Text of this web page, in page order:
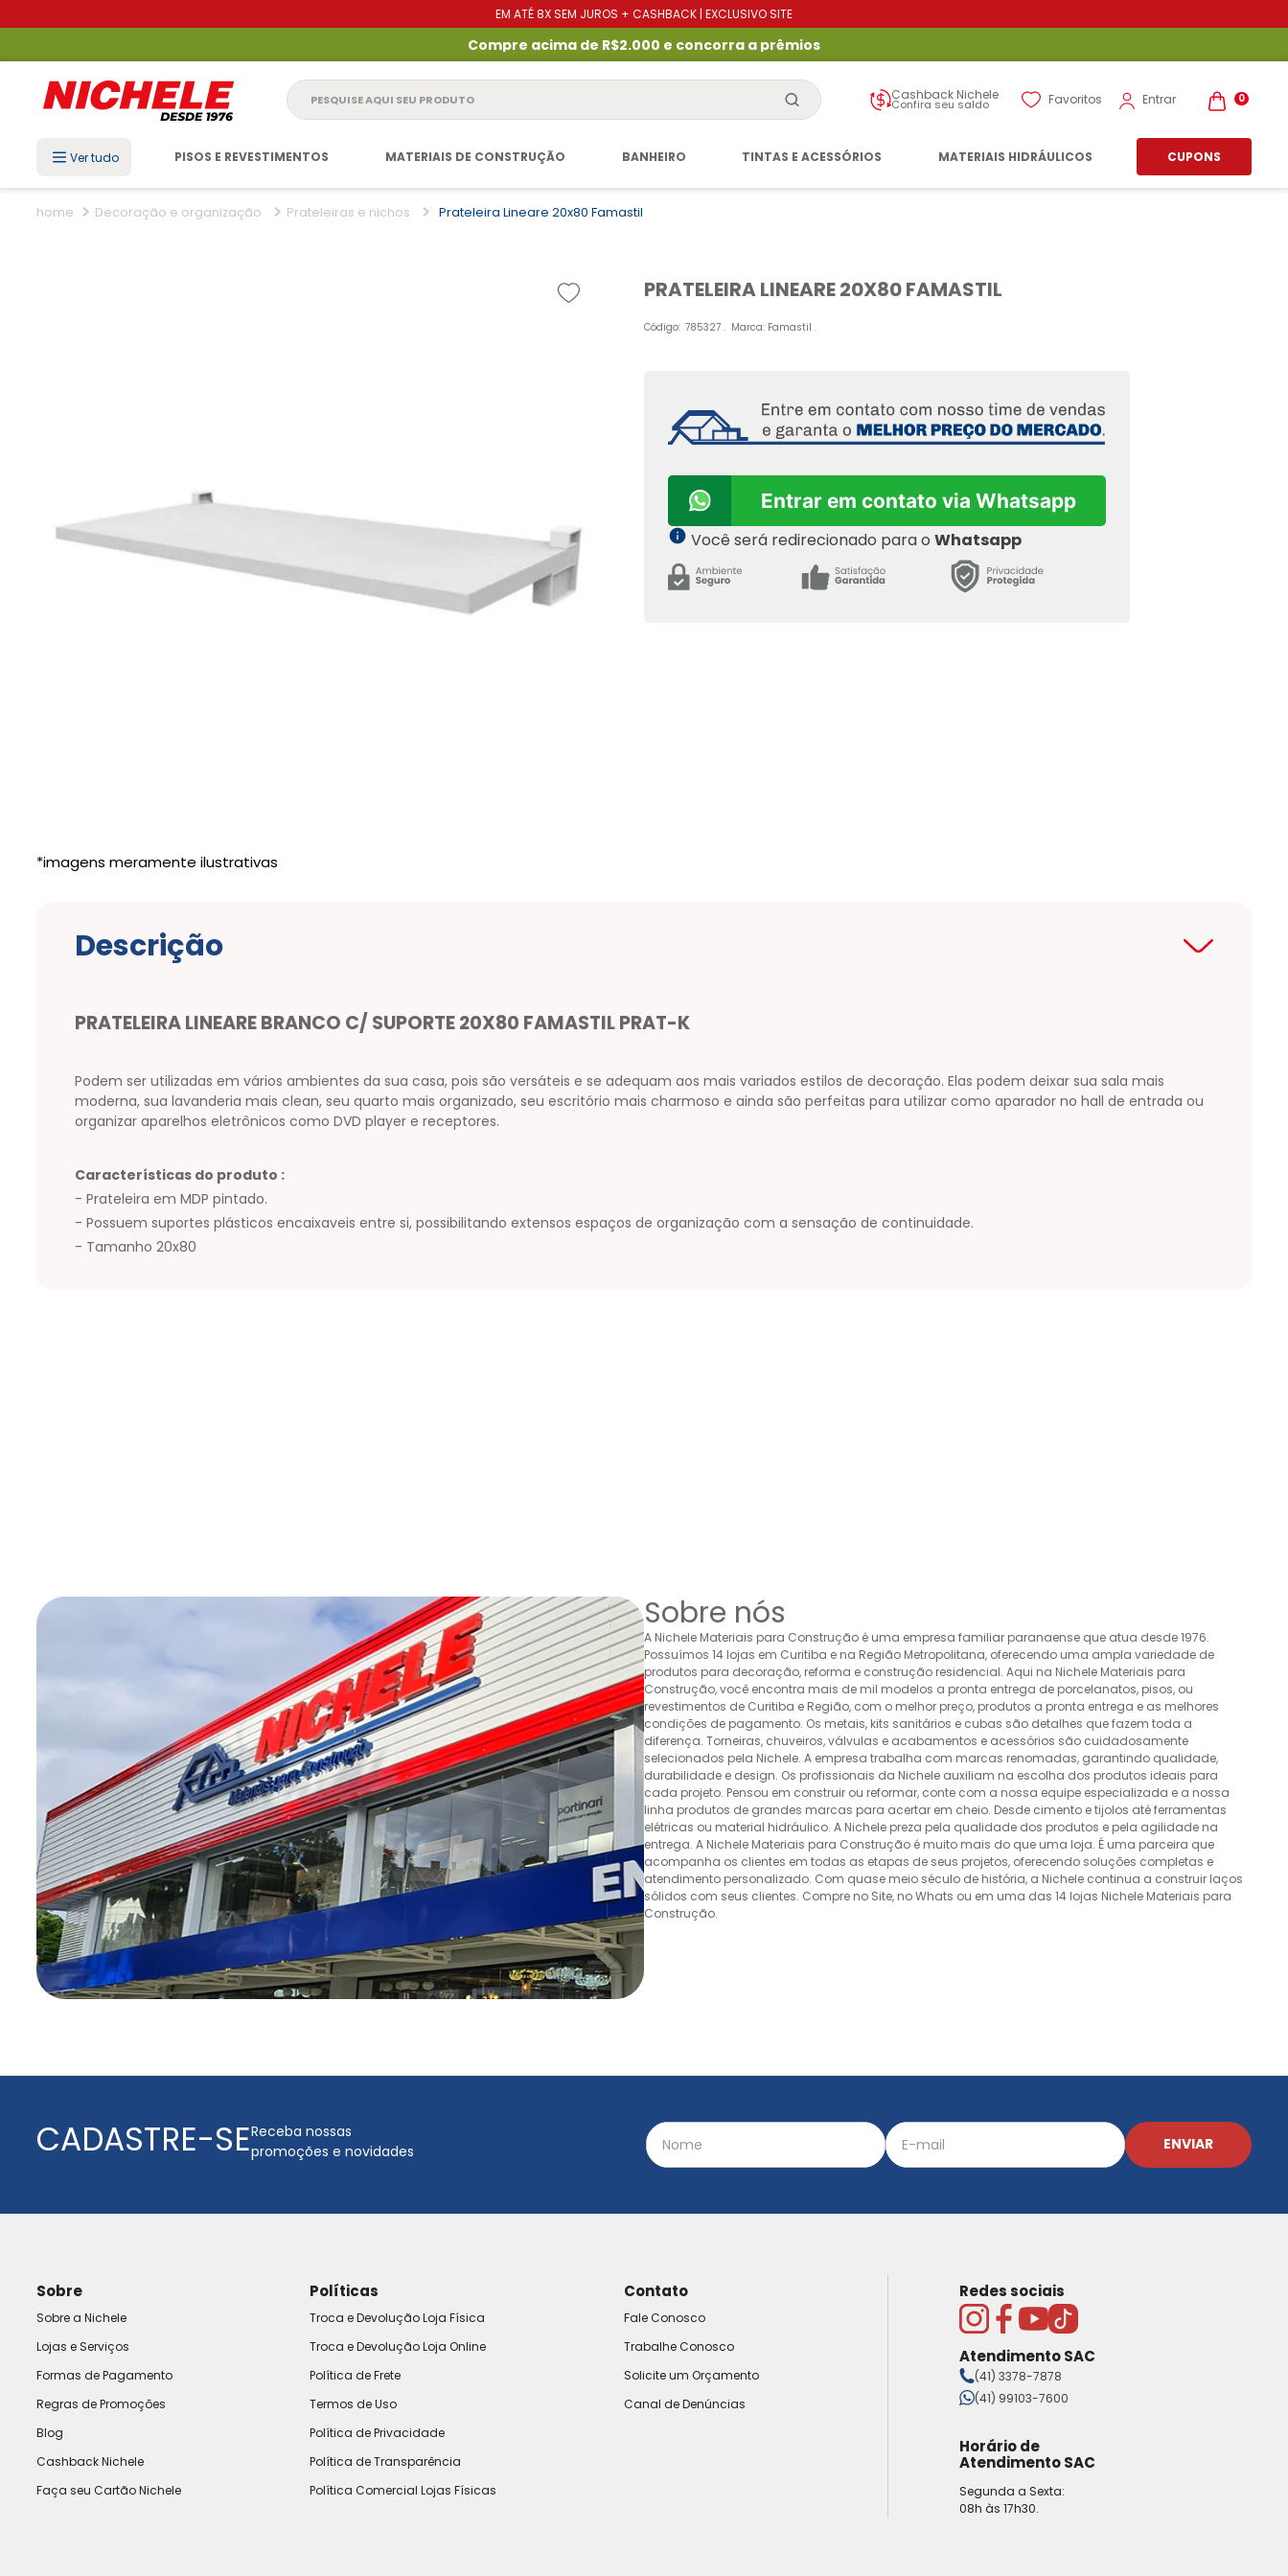
EM ATÉ 8X SEM JUROS + CASHBACK | EXCLUSIVO SITE
Compre acima de R$2.000 e concorra a prêmios
Pesquise aqui seu produto Cashback Nichele
Confira seu saldo Favoritos Entrar 0
Ver tudo PISOS E REVESTIMENTOS MATERIAIS DE CONSTRUÇÃO BANHEIRO TINTAS E ACESSÓRIOS MATERIAIS HIDRÁULICOS CUPONS
Decoração e organização Prateleiras e nichos Prateleira Lineare 20x80 Famastil
PRATELEIRA LINEARE 20X80 FAMASTIL
Código: 785327 Marca: Famastil
Entrar em contato via Whatsapp
Você será redirecionado para o Whatsapp
Descrição
PRATELEIRA LINEARE BRANCO C/ SUPORTE 20X80 FAMASTIL PRAT-K
Podem ser utilizadas em vários ambientes da sua casa, pois são versáteis e se adequam aos mais variados estilos de decoração. Elas podem deixar sua sala mais
moderna, sua lavanderia mais clean, seu quarto mais organizado, seu escritório mais charmoso e ainda são perfeitas para utilizar como aparador no hall de entrada ou
organizar aparelhos eletrônicos como DVD player e receptores.
Características do produto :
- Prateleira em MDP pintado.
- Possuem suportes plásticos encaixaveis entre si, possibilitando extensos espaços de organização com a sensação de continuidade.
- Tamanho 20x80
Sobre nós
A Nichele Materiais para Construção é uma empresa familiar paranaense que atua desde 1976.
Possuímos 14 lojas em Curitiba e na Região Metropolitana, oferecendo uma ampla variedade de
produtos para decoração, reforma e construção residencial. Aqui na Nichele Materiais para
Construção, você encontra mais de mil modelos a pronta entrega de porcelanatos, pisos, ou
revestimentos de Curitiba e Região, com o melhor preço, produtos a pronta entrega e as melhores
condições de pagamento. Os metais, kits sanitários e cubas são detalhes que fazem toda a
diferença. Torneiras, chuveiros, válvulas e acabamentos e acessórios são cuidadosamente
selecionados pela Nichele. A empresa trabalha com marcas renomadas, garantindo qualidade,
durabilidade e design. Os profissionais da Nichele auxiliam na escolha dos produtos ideais para
cada projeto. Pensou em construir ou reformar, conte com a nossa equipe especializada e a nossa
linha produtos de grandes marcas para acertar em cheio. Desde cimento e tijolos até ferramentas
elétricas ou material hidráulico. A Nichele preza pela qualidade dos produtos e pela agilidade na
entrega. A Nichele Materiais para Construção é muito mais do que uma loja. É uma parceira que
acompanha os clientes em todas as etapas de seus projetos, oferecendo soluções completas e
atendimento personalizado. Com quase meio século de história, a Nichele continua a construir laços
sólidos com seus clientes. Compre no Site, no Whats ou em uma das 14 lojas Nichele Materiais para
Construção.
CADASTRE-SEReceba nossas
promoções e novidades
ENVIAR
Sobre
Sobre a Nichele
Lojas e Serviços
Formas de Pagamento
Regras de Promoções
Blog
Cashback Nichele
Faça seu Cartão Nichele
Políticas
Troca e Devolução Loja Física
Troca e Devolução Loja Online
Política de Frete
Termos de Uso
Política de Privacidade
Política de Transparência
Política Comercial Lojas Físicas
Contato
Fale Conosco
Trabalhe Conosco
Solicite um Orçamento
Canal de Denúncias
Redes sociais
Atendimento SAC
(41) 3378-7878
(41) 99103-7600
Horário de
Atendimento SAC
Segunda a Sexta:
08h às 17h30.